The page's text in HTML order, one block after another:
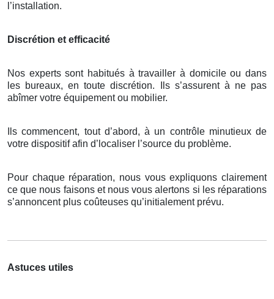
l’installation.
Discrétion et efficacité
Nos experts sont habitués à travailler à domicile ou dans
les bureaux, en toute discrétion. Ils s’assurent à ne pas
abîmer votre équipement ou mobilier.
Ils commencent, tout d’abord, à un contrôle minutieux de
votre dispositif afin d’localiser l’source du problème.
Pour chaque réparation, nous vous expliquons clairement
ce que nous faisons et nous vous alertons si les réparations
s’annoncent plus coûteuses qu’initialement prévu.
Astuces utiles